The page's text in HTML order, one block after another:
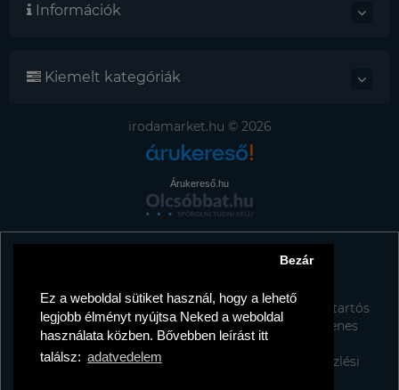
Ez a weboldal sütiket használ, hogy a lehető
legjobb élményt nyújtsa Neked a weboldal
használata közben. Bővebben leírást itt
találsz: adatvedelem
Bezár
Információk
Kiemelt kategóriák
irodamarket.hu © 2026
Árukereső.hu
Tájékoztató az adattörlő címkékről
TISZTELT VÁSÁRLÓNK!
A kormány döntése alapján a kereskedő minden tartós
adathordozó termék vásárlásakor köteles ingyenes
adattörlő kódot biztosítani fogyasztóknak.
További információk a Nemzeti Média- és Hírközlési